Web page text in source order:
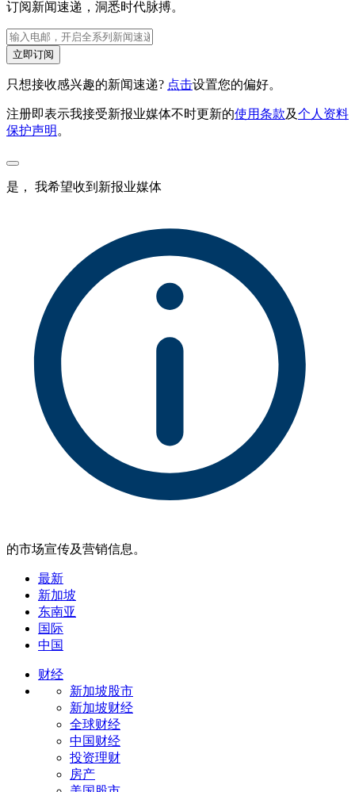
订阅新闻速递，洞悉时代脉搏。
立即订阅
只想接收感兴趣的新闻速递? 点击设置您的偏好。
注册即表示我接受新报业媒体不时更新的使用条款及个人资料
保护声明 。
是， 我希望收到新报业媒体
的市场宣传及营销信息。
最新
新加坡
东南亚
国际
中国
财经
新加坡股市
新加坡财经
全球财经
中国财经
投资理财
房产